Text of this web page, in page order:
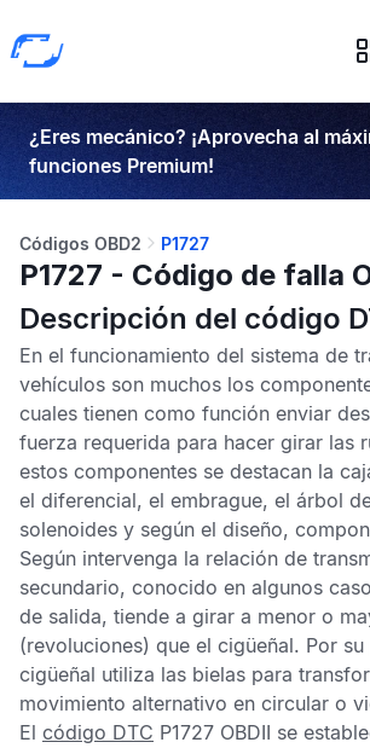
¿Eres mecánico? ¡Aprovecha al
funciones Premium!
Códigos OBD2 P1727
P1727 - Código de falla
Descripción del código
En el funcionamiento del sistema de
vehículos son muchos los
cuales tienen como función enviar
fuerza requerida para hacer girar las
estos componentes se destacan la
el diferencial, el embrague, el árbol
solenoides y según el diseño,
Según intervenga la relación de
secundario, conocido en algunos
de salida, tiende a girar a menor o
(revoluciones) que el cigüeñal. Por su
cigüeñal utiliza las bielas para
movimiento alternativo en circular o
El código DTC P1727 OBDII se